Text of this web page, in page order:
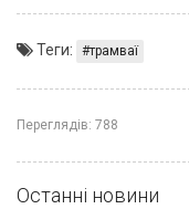
Теги: трамваї
Переглядів: 788
Останні новини